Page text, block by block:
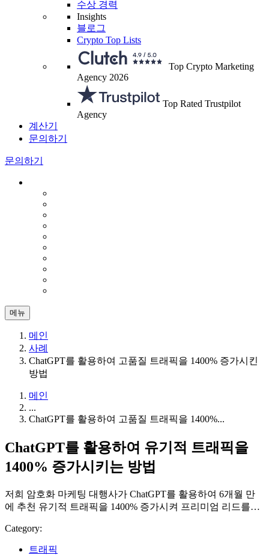
수상 경력
Insights
블로그
Crypto Top Lists
Top Crypto Marketing
Agency 2026
Top Rated Trustpilot
Agency
계산기
문의하기
문의하기
메뉴
메인
사례
ChatGPT를 활용하여 고품질 트래픽을 1400% 증가시킨
방법
메인
...
ChatGPT를 활용하여 고품질 트래픽을 1400%...
ChatGPT를 활용하여 유기적 트래픽을
1400% 증가시키는 방법
저희 암호화 마케팅 대행사가 ChatGPT를 활용하여 6개월 만
에 추천 유기적 트래픽을 1400% 증가시켜 프리미엄 리드를…
Category:
트래픽